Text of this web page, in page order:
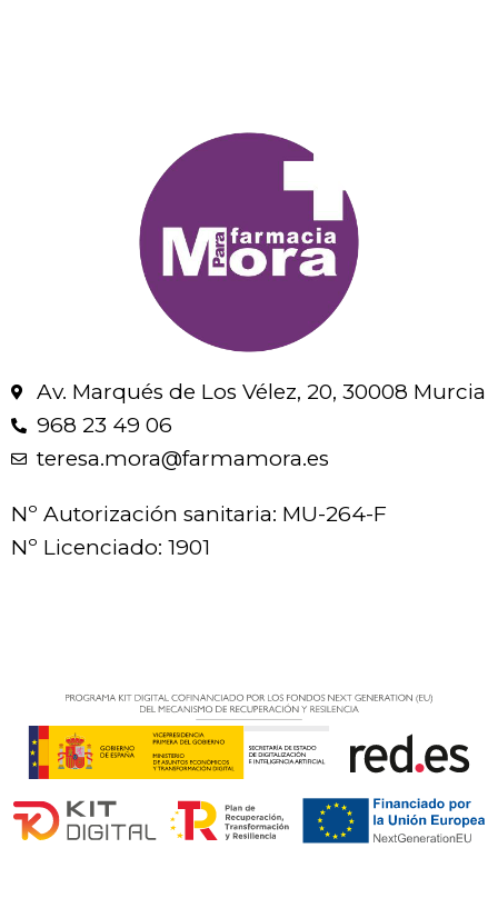
Av. Marqués de Los Vélez, 20, 30008 Murcia
968 23 49 06
teresa.mora@farmamora.es
Nº Autorización sanitaria: MU-264-F
Nº Licenciado: 1901